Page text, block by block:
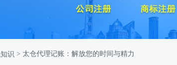
识 > 太仓代理记账：解放您的时间与精力